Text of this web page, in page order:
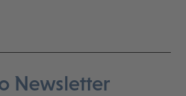
Newsletter